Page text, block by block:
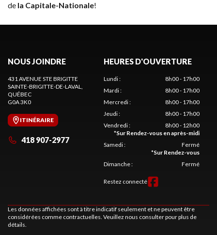
de la Capitale-Nationale!
NOUS JOINDRE
431 AVENUE STE BRIGITTE
SAINTE-BRIGITTE-DE-LAVAL,
QUÉBEC
G0A 3K0
ITINÉRAIRE
418 907-2977
HEURES D'OUVERTURE
Lundi:
8h00 - 17h00
Mardi:
8h00 - 17h00
Mercredi:
8h00 - 17h00
Jeudi:
8h00 - 17h00
Vendredi:
8h00 - 12h00
*Sur Rendez-vous en après-midi
Samedi:
Fermé
*Sur Rendez-vous
Dimanche: Fermé
Restez connecté
Les données affichées sont à titre indicatif seulement et ne peuvent être
considérées comme contractuelles. Veuillez nous consulter pour plus de
détails.